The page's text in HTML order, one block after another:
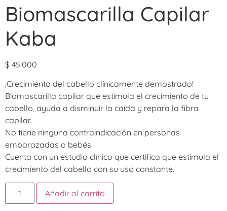
Biomascarilla Capilar
Kaba
$ 45.000
¡Crecimiento del cabello clínicamente demostrado!
Biomascarilla capilar que estimula el crecimiento de tu
cabello, ayuda a disminuir la caída y repara la fibra
capilar.
No tiene ninguna contraindicación en personas
embarazadas o bebés.
Cuenta con un estudio clínico que certifica que estimula el
crecimiento del cabello con su uso constante.
Añadir al carrito